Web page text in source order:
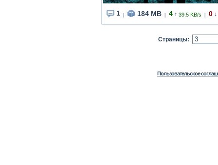
1 184 MB 4 ↑ 39.5 KB/s 0 ↓
Страницы:
Пользовательское